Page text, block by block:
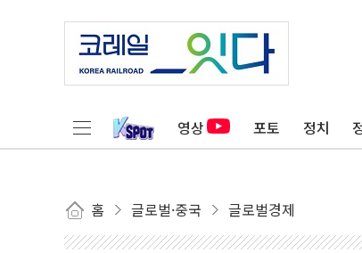
영상 포토 정치
홈 글로벌·중국 글로벌경제